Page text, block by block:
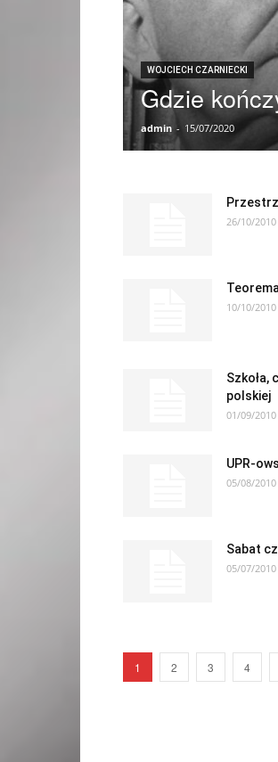
WOJCIECH CZARNIECKI
Gdzie
admin - 15/07/2020
26/10/2010
10/10/2010
Szkoła,
polskiej
01/09/2010
UPR-
05/08/2010
Sabat
05/07/2010
1 2 3 4